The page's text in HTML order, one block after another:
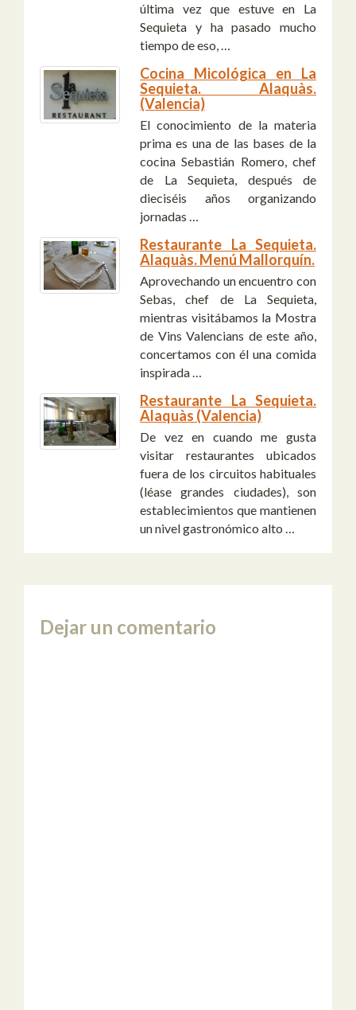
última vez que estuve en La
Sequieta y ha pasado mucho
tiempo de eso, …
Cocina Micológica en La
Sequieta. Alaquàs.
(Valencia)
El conocimiento de la materia
prima es una de las bases de la
cocina Sebastián Romero, chef
de La Sequieta, después de
dieciséis años organizando
jornadas …
Restaurante La Sequieta.
Alaquàs. Menú Mallorquín.
Aprovechando un encuentro con
Sebas, chef de La Sequieta,
mientras visitábamos la Mostra
de Vins Valencians de este año,
concertamos con él una comida
inspirada …
Restaurante La Sequieta.
Alaquàs (Valencia)
De vez en cuando me gusta
visitar restaurantes ubicados
fuera de los circuitos habituales
(léase grandes ciudades), son
establecimientos que mantienen
un nivel gastronómico alto …
Dejar un comentario